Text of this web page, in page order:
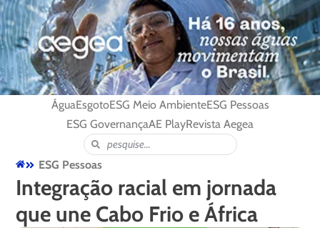
ÁguaEsgotoESG Meio AmbienteESG Pessoas
ESG GovernançaAE PlayRevista Aegea
ESG Pessoas
Integração racial em jornada
que une Cabo Frio e África